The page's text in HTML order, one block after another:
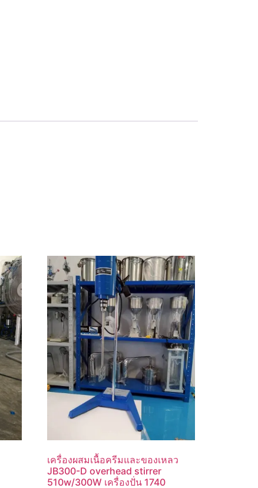
เครื่องผสมเนื้อครีมและของเหลว
JB300-D overhead stirrer
510w/300W เครื่องปั่น 1740